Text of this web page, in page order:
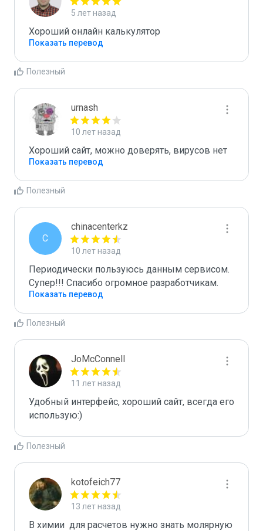
5 лет назад
Хороший онлайн калькулятор
Показать перевод
Полезный
urnash
10 лет назад
Хороший сайт, можно доверять, вирусов нет
Показать перевод
Полезный
C
chinacenterkz
10 лет назад
Периодически пользуюсь данным сервисом.
Супер!!! Спасибо огромное разработчикам.
Показать перевод
Полезный
JoMcConnell
11 лет назад
Удобный интерфейс, хороший сайт, всегда его
использую:)
Полезный
kotofeich77
13 лет назад
В химии  для расчетов нужно знать молярную